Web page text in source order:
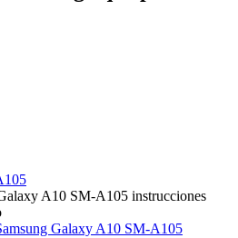
A10 SM-A105 instrucciones
Galaxy A10 SM-A105